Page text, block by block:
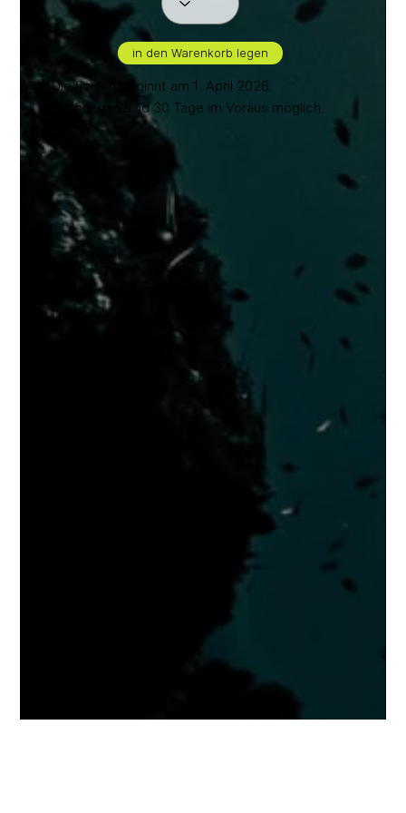
in den Warenkorb legen
*Die Saison beginnt am 1. April 2026.
*Buchungen sind 30 Tage im Voraus möglich.